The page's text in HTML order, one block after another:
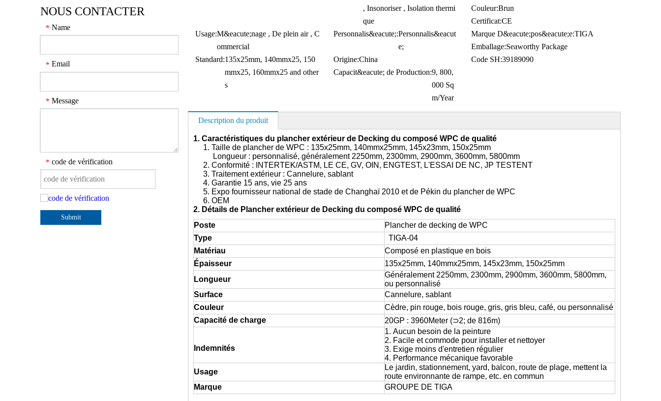
NOUS CONTACTER
* Name
* Email
* Message
* code de vérification
Submit
, Insonoriser , Isolation thermi
que
Couleur:Brun
Certificat:CE
Usage:M&eacute;nage , De plein air , C
ommercial
Personnalis&eacute;:Personnalis&eacut
e;
Marque D&eacute;pos&eacute;e:TIGA
Emballage:Seaworthy Package
Standard:135x25mm, 140mmx25, 150
mmx25, 160mmx25 and other
s
Origine:China Code SH:39189090
Capacit&eacute; de Production:9, 800,
000 Sq
m/Year
Description du produit
1. Caractéristiques du plancher extérieur de Decking du composé WPC de qualité
1. Taille de plancher de WPC : 135x25mm, 140mmx25mm, 145x23mm, 150x25mm
Longueur : personnalisé, généralement 2250mm, 2300mm, 2900mm, 3600mm, 5800mm
2. Conformité : INTERTEK/ASTM, LE CE, GV, OIN, ENGTEST, L'ESSAI DE NC, JP TESTENT
3. Traitement extérieur : Cannelure, sablant
4. Garantie 15 ans, vie 25 ans
5. Expo fournisseur national de stade de Changhaï 2010 et de Pékin du plancher de WPC
6. OEM
2. Détails de Plancher extérieur de Decking du composé WPC de qualité
Poste
Plancher de decking de WPC
Type
TIGA-04
Matériau
Composé en plastique en bois
Épaisseur
135x25mm, 140mmx25mm, 145x23mm, 150x25mm
Longueur
Généralement 2250mm, 2300mm, 2900mm, 3600mm, 5800mm,
ou personnalisé
Surface
Cannelure, sablant
Couleur
Cèdre, pin rouge, bois rouge, gris, gris bleu, café, ou personnalisé
Capacité de charge
20GP : 3960Meter (⊃2; de 816m)
Indemnités
1. Aucun besoin de la peinture
2. Facile et commode pour installer et nettoyer
3. Exige moins d'entretien régulier
4. Performance mécanique favorable
Usage
Le jardin, stationnement, yard, balcon, route de plage, mettent la
route environnante de rampe, etc. en commun
Marque
GROUPE DE TIGA